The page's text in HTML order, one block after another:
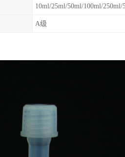
10ml/25ml/50ml/100ml/250ml/
A级